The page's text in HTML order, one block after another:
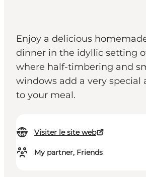
Enjoy a delicious
dinner in the idyllic setting
where half-timbering and
windows add a very special
to your meal.
Visiter le site web
My partner, Friends